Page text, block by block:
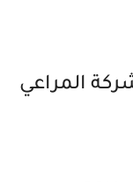
المراعي